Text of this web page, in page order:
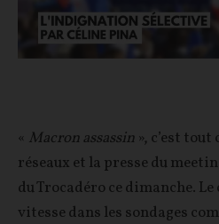
« Macron assassin », c’est
réseaux et la presse du
du Trocadéro ce dimanche.
vitesse dans les sondages